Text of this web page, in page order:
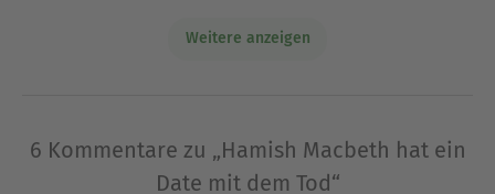
Dorfpolizisten Hamish Macbeth feierte sie große
Weitere anzeigen
6 Kommentare zu „Hamish Macbeth hat ein
Date mit dem Tod“